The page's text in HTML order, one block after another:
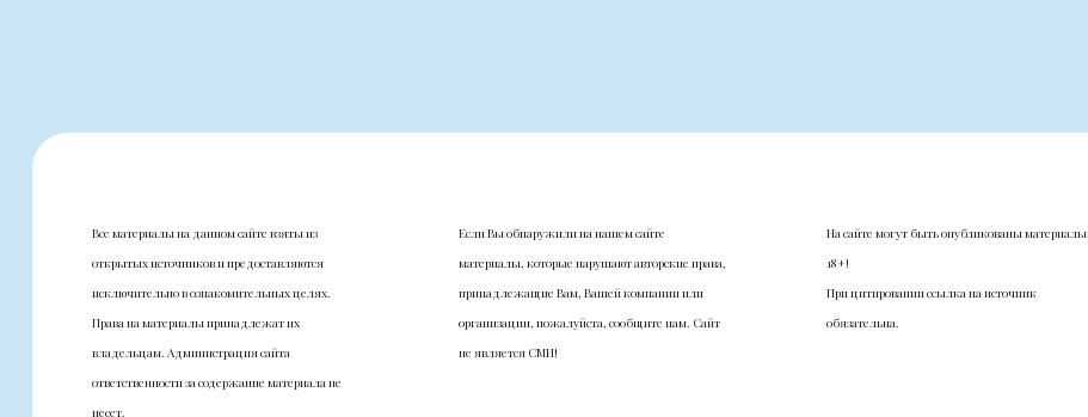
Все материалы на данном сайте взяты из
открытых источников и предоставляются
исключительно в ознакомительных целях.
Права на материалы принадлежат их
владельцам. Администрация сайта
ответственности за содержание материала не
несет.
Если Вы обнаружили на нашем сайте
материалы, которые нарушают авторские права,
принадлежащие Вам, Вашей компании или
организации, пожалуйста, сообщите нам. Сайт
не является СМИ!
На сайте могут быть опубликованы материалы
18+!
При цитировании ссылка на источник
обязательна.